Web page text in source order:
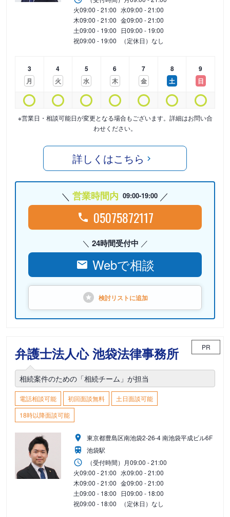
火09:00 - 21:00 水09:00 - 21:00
木09:00 - 21:00 金09:00 - 21:00
土09:00 - 19:00 日09:00 - 19:00
祝09:00 - 19:00 （定休日）なし
3
月
4
火
5
水
6
木
7
金
8
土
9
日
※営業日・相談可能日が変更となる場合もございます。詳細はお問い合
わせください。
詳しくはこちら
営業時間内 09:00-19:00
05075872117
24時間受付中
Webで相談
検討リストに追加
弁護士法人心 池袋法律事務所 PR
相続案件のための「相続チーム」が担当
電話相談可能 初回面談無料
土日面談可能
18時以降面談可能
東京都豊島区南池袋2-26-4 南池袋平成ビル6F
池袋駅
（受付時間） 月09:00 - 21:00
火09:00 - 21:00 水09:00 - 21:00
木09:00 - 21:00 金09:00 - 21:00
土09:00 - 18:00 日09:00 - 18:00
祝09:00 - 18:00 （定休日）なし